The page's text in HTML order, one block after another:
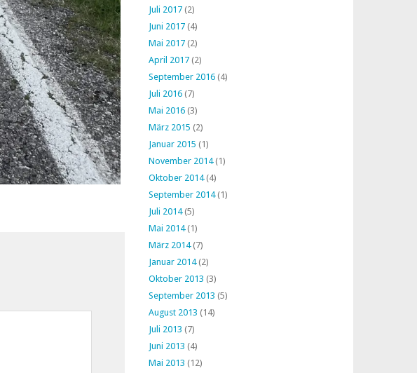
Juli 2017 (2)
Juni 2017 (4)
Mai 2017 (2)
April 2017 (2)
September 2016 (4)
Juli 2016 (7)
Mai 2016 (3)
März 2015 (2)
Januar 2015 (1)
November 2014(1)
Oktober 2014(4)
September 2014(1)
Juli 2014(5)
Mai 2014(1)
März 2014(7)
Januar 2014(2)
Oktober 2013 (3)
September 2013 (5)
August 2013 (14)
Juli 2013 (7)
Juni 2013 (4)
Mai 2013 (12)